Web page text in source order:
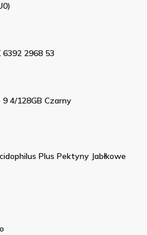
6392 2968 53
4/128GB Czarny
Plus Pektyny Jabłkowe